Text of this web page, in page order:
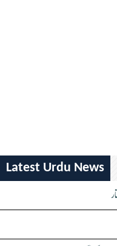
Latest Urdu News